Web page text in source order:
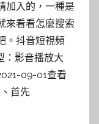
加入的，一種是
來看看怎麼搜索
。抖音短視頻
：影音播放大
09-01查看
首先